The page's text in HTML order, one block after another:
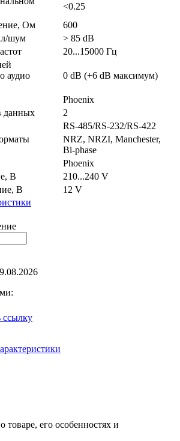
<0.25
Ом
600
шум
> 85 dB
20...15000 Гц
аудио
0 dB (+6 dB максимум)
Phoenix
данных
2
RS-485/RS-232/RS-422
NRZ, NRZI, Manchester,
Bi-phase
Phoenix
В
210...240 V
В
12 V
ссылку
товаре, его особенностях и